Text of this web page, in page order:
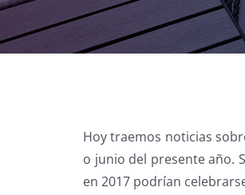
Hoy traemos noticias
o junio del presente año.
en 2017 podrían